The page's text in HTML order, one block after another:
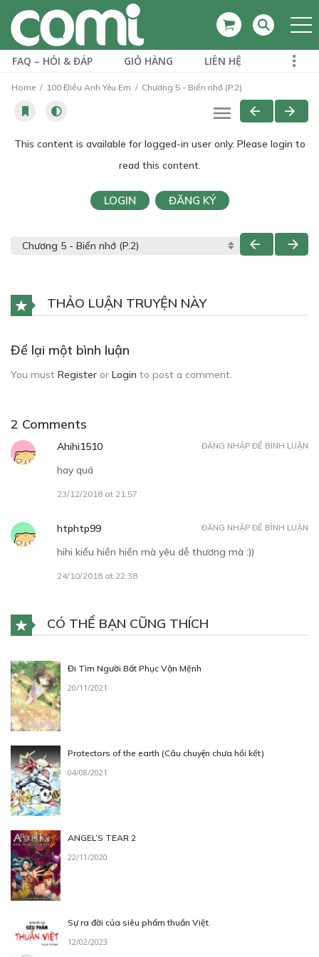
FAQ – HỎI & ĐÁP GIỎ HÀNG LIÊN HỆ
Home 100 Điều Anh Yêu Em Chương 5 - Biển nhớ (P.2)
This content is available for logged-in user only. Please login to
read this content.
LOGIN ĐĂNG KÝ
THẢO LUẬN TRUYỆN NÀY
Để lại một bình luận
You must Register or Login to post a comment.
2 Comments
Ahihi1510
hay quá
23/12/2018 at 21:57
ĐĂNG NHẬP ĐỂ BÌNH LUẬN
htphtp99
hihi kiểu hiền hiền mà yêu dễ thương mà :))
24/10/2018 at 22:38
ĐĂNG NHẬP ĐỂ BÌNH LUẬN
CÓ THỂ BẠN CŨNG THÍCH
Đi Tìm Người Bất Phục Vận Mệnh
20/11/2021
Protectors of the earth (Câu chuyện chưa hồi kết)
04/08/2021
ANGEL’S TEAR 2
22/11/2020
Sự ra đời của siêu phẩm thuần Việt.
12/02/2023